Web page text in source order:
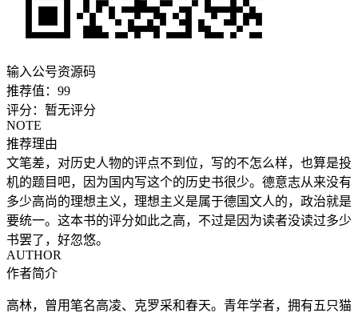
输入公号资源码
推荐值： 99
评分： 暂无评分
NOTE
推荐理由
文笔差，对历史人物的评点不到位，写的不怎么样，也算是投
机的题目吧，因为国内写这个的历史书很少。德意志从来没有
多少高尚的理想主义，理想主义是属于德国文人的，政治就是
要统一。这本书的评分如此之高，不过是因为读者没读过多少
书罢了，好忽悠。
AUTHOR
作者简介
高林，曾用笔名高凌、克罗采和春天。青年学者，拥有五只猫